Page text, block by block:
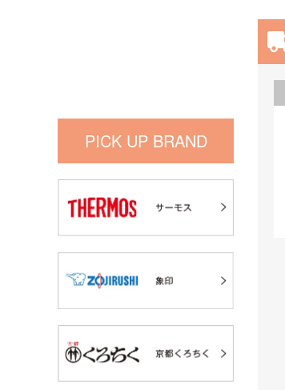
PICK UP BRAND